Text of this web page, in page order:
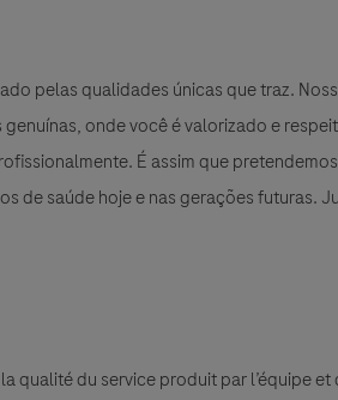
pelas qualidades únicas que traz.
onde você é valorizado e
É assim que
de saúde hoje e nas gerações futuras.
qualité du service produit par l’équipe et